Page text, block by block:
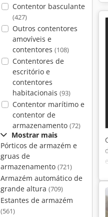
Contentor basculante
(427)
Outros contentores
amovíveis e
contentores (108)
Contentores de
escritório e
contentores
habitacionais (93)
Contentor marítimo e
contentor de
armazenamento (72)
Mostrar mais
Pórticos de armazém e
gruas de
armazenamento (721)
Armazém automático de
grande altura (709)
Estantes de armazém
(561)